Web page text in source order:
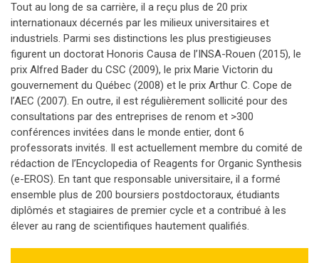
Tout au long de sa carrière, il a reçu plus de 20 prix
internationaux décernés par les milieux universitaires et
industriels. Parmi ses distinctions les plus prestigieuses
figurent un doctorat Honoris Causa de l’INSA-Rouen (2015), le
prix Alfred Bader du CSC (2009), le prix Marie Victorin du
gouvernement du Québec (2008) et le prix Arthur C. Cope de
l’AEC (2007). En outre, il est régulièrement sollicité pour des
consultations par des entreprises de renom et >300
conférences invitées dans le monde entier, dont 6
professorats invités. Il est actuellement membre du comité de
rédaction de l’Encyclopedia of Reagents for Organic Synthesis
(e-EROS). En tant que responsable universitaire, il a formé
ensemble plus de 200 boursiers postdoctoraux, étudiants
diplômés et stagiaires de premier cycle et a contribué à les
élever au rang de scientifiques hautement qualifiés.